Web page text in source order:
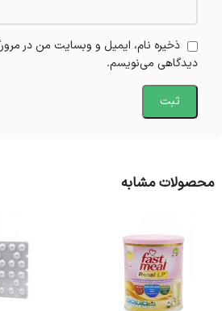
ذخیره نام، ایمیل و وبسایت من در
دیدگاهی می‌نویسم.
محصولات مشابه